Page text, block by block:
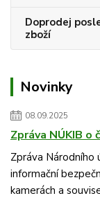
Doprodej
zboží
Novinky
08.09.2025
Zpráva NÚKIB o
Zpráva Národního
informační
kamerách a